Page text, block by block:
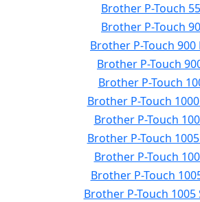
Brother P-Touch
Brother P-Touch
Brother P-Touch 900
Brother P-Touch
Brother P-Touch
Brother P-Touch 1000
Brother P-Touch
Brother P-Touch 1005
Brother P-Touch
Brother P-Touch
Brother P-Touch 1005